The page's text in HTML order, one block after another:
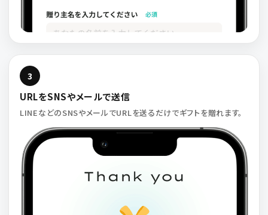
3
URLをSNSやメールで送信
LINEなどのSNSやメールでURLを送るだけでギフトを贈れます。